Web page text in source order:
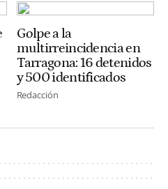
Golpe a la
multirreincidencia en
Tarragona: 16 detenidos
y 500 identificados
Redacción